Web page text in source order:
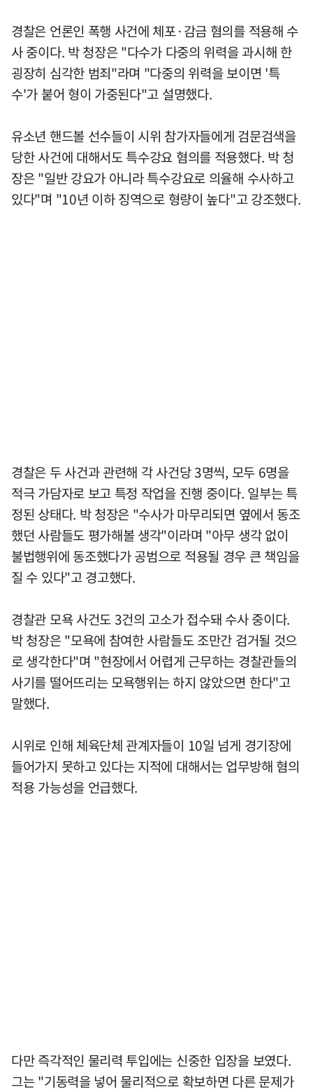
경찰은 언론인 폭행 사건에 체포·감금 혐의를 적용해 수
사 중이다. 박 청장은 "다수가 다중의 위력을 과시해 한
굉장히 심각한 범죄"라며 "다중의 위력을 보이면 '특
수'가 붙어 형이 가중된다"고 설명했다.
유소년 핸드볼 선수들이 시위 참가자들에게 검문검색을
당한 사건에 대해서도 특수강요 혐의를 적용했다. 박 청
장은 "일반 강요가 아니라 특수강요로 의율해 수사하고
있다"며 "10년 이하 징역으로 형량이 높다"고 강조했다.
경찰은 두 사건과 관련해 각 사건당 3명씩, 모두 6명을
적극 가담자로 보고 특정 작업을 진행 중이다. 일부는 특
정된 상태다. 박 청장은 "수사가 마무리되면 옆에서 동조
했던 사람들도 평가해볼 생각"이라며 "아무 생각 없이
불법행위에 동조했다가 공범으로 적용될 경우 큰 책임을
질 수 있다"고 경고했다.
경찰관 모욕 사건도 3건의 고소가 접수돼 수사 중이다.
박 청장은 "모욕에 참여한 사람들도 조만간 검거될 것으
로 생각한다"며 "현장에서 어렵게 근무하는 경찰관들의
사기를 떨어뜨리는 모욕행위는 하지 않았으면 한다"고
말했다.
시위로 인해 체육단체 관계자들이 10일 넘게 경기장에
들어가지 못하고 있다는 지적에 대해서는 업무방해 혐의
적용 가능성을 언급했다.
다만 즉각적인 물리력 투입에는 신중한 입장을 보였다.
그는 "기동력을 넣어 물리적으로 확보하면 다른 문제가